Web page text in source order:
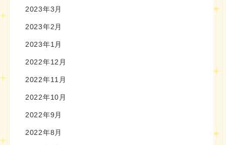
2023年3月
2023年2月
2023年1月
2022年12月
2022年11月
2022年10月
2022年9月
2022年8月